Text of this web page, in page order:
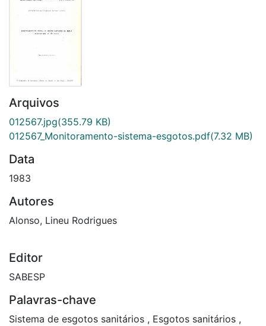
Arquivos
012567.jpg(355.79 KB)
012567_Monitoramento-sistema-esgotos.pdf(7.32 MB)
Data
1983
Autores
Alonso, Lineu Rodrigues
Editor
SABESP
Palavras-chave
Sistema de esgotos sanitários , Esgotos sanitários ,